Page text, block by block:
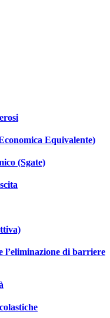
Equivalente)
(Sgate)
l’eliminazione di barriere